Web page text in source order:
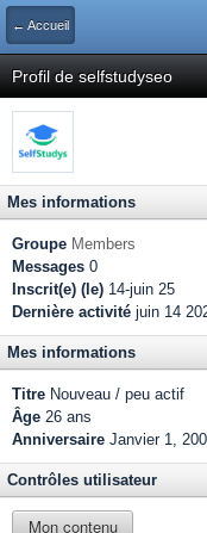
← Accueil
Profil de selfstudyseo
Mes informations
Groupe Members
Messages 0
Inscrit(e) (le) 14-juin 25
Dernière activité juin 14
Mes informations
Titre Nouveau / peu actif
Âge 26 ans
Anniversaire Janvier 1,
Contrôles utilisateur
Mon contenu